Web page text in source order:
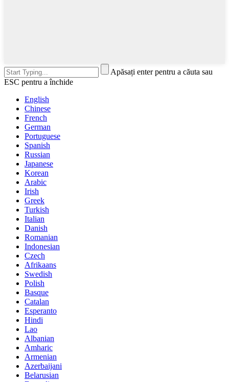
Apăsați enter pentru a căuta sau
ESC pentru a închide
English
Chinese
French
German
Portuguese
Spanish
Russian
Japanese
Korean
Arabic
Irish
Greek
Turkish
Italian
Danish
Romanian
Indonesian
Czech
Afrikaans
Swedish
Polish
Basque
Catalan
Esperanto
Hindi
Lao
Albanian
Amharic
Armenian
Azerbaijani
Belarusian